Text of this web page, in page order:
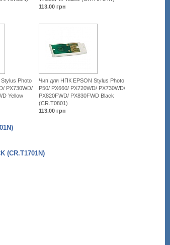
113.00 грн
Photo
PX730WD/
Yellow
Чип для НПК EPSON Stylus Photo
P50/ PX660/ PX720WD/ PX730WD/
PX820FWD/ PX830FWD Black
(CR.T0801)
113.00 грн
(CR.T1701N)